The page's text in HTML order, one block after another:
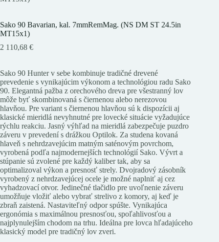
Sako 90 Bavarian, kal. 7mmRemMag. (NS DM ST 24.5in
MT15x1)
2 110,68 €
Sako 90 Hunter v sebe kombinuje tradičné drevené
prevedenie s vynikajúcim výkonom a technológiou radu Sako
90. Elegantná pažba z orechového dreva pre všestranný lov
môže byť skombinovaná s čiernenou alebo nerezovou
hlavňou. Pre variant s čiernenou hlavňou sú k dispozícii aj
klasické mieridlá nevyhnutné pre lovecké situácie vyžadujúce
rýchlu reakciu. Jasný výhľad na mieridlá zabezpečuje puzdro
záveru v prevedení s drážkou Optilok. Za studena kovaná
hlaveň s nehrdzavejúcim matným saténovým povrchom,
vyrobená podľa najmodernejších technológií Sako. Vývrt a
stúpanie sú zvolené pre každý kaliber tak, aby sa
optimalizoval výkon a presnosť strely. Dvojradový zásobník
vyrobený z nehrdzavejúcej ocele je možné naplniť aj cez
vyhadzovací otvor. Jedinečné tlačidlo pre uvoľnenie záveru
umožňuje vložiť alebo vybrať strelivo z komory, aj keď je
zbraň zaistená. Nastaviteľný odpor spúšte. Vynikajúca
ergonómia s maximálnou presnosťou, spoľahlivosťou a
najplynulejším chodom na trhu. Ideálna pre lovca hľadajúceho
klasický model pre tradičný lov zveri.